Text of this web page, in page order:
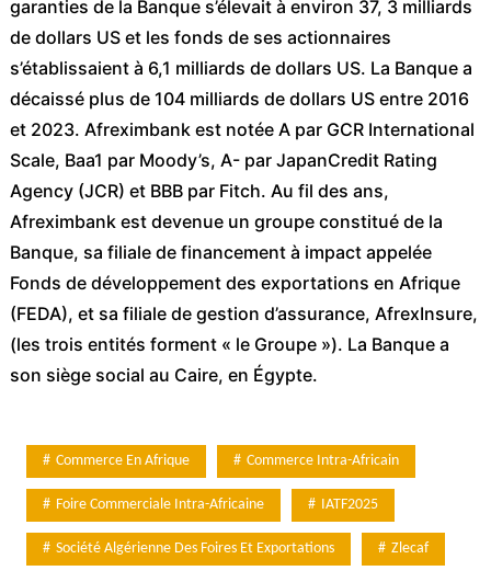
garanties de la Banque s’élevait à environ 37, 3 milliards
de dollars US et les fonds de ses actionnaires
s’établissaient à 6,1 milliards de dollars US. La Banque a
décaissé plus de 104 milliards de dollars US entre 2016
et 2023. Afreximbank est notée A par GCR International
Scale, Baa1 par Moody’s, A- par JapanCredit Rating
Agency (JCR) et BBB par Fitch. Au fil des ans,
Afreximbank est devenue un groupe constitué de la
Banque, sa filiale de financement à impact appelée
Fonds de développement des exportations en Afrique
(FEDA), et sa filiale de gestion d’assurance, AfrexInsure,
(les trois entités forment « le Groupe »). La Banque a
son siège social au Caire, en Égypte.
Commerce En Afrique Commerce Intra-Africain
Foire Commerciale Intra-Africaine IATF2025
Société Algérienne Des Foires Et Exportations Zlecaf